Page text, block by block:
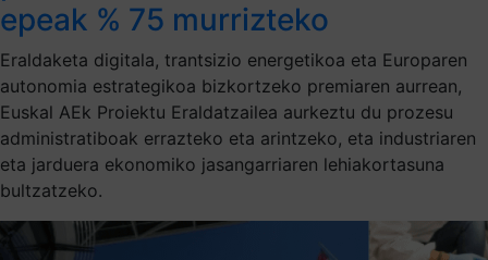
epeak % 75 murrizteko
Eraldaketa digitala, trantsizio energetikoa eta Europaren
autonomia estrategikoa bizkortzeko premiaren aurrean,
Euskal AEk Proiektu Eraldatzailea aurkeztu du prozesu
administratiboak errazteko eta arintzeko, eta industriaren
eta jarduera ekonomiko jasangarriaren lehiakortasuna
bultzatzeko.